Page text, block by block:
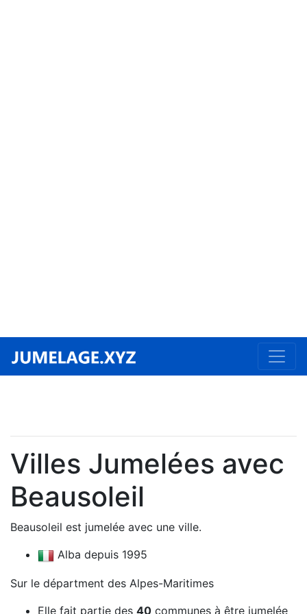
Villes Jumelées avec
Beausoleil
Beausoleil est jumelée avec une ville.
Alba depuis 1995
Sur le départment des Alpes-Maritimes
Elle fait partie des 40 communes à être jumelée